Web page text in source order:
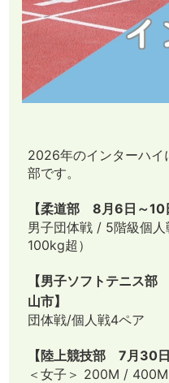
2026年のインターハイ
部です。
【柔道部 8月6日～10
男子団体戦 / 5階級個
100kg超）
【男子ソフトテニス
山市】
団体戦/個人戦4ペア
【陸上競技部 7月30
＜女子＞ 200M /